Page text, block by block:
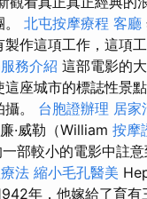
北屯按摩療程 客廳
製作這項工作，這項
務介紹 這部電影的
座城市的標誌性景
。 台胞證辦理 居家
·威勒（William 按摩
部較小的電影中註意
法 縮小毛孔醫美
年，他嫁給了育有